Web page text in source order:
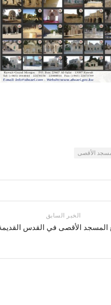
الأقصى
الخبر السابق
الأقصى في القدس